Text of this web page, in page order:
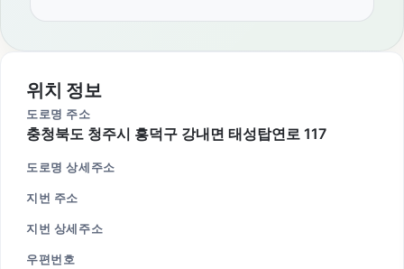
위치 정보
도로명 주소
충청북도 청주시 흥덕구 강내면 태성탑연로 117
도로명 상세주소
지번 주소
지번 상세주소
우편번호